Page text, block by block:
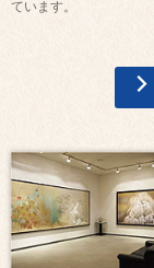
ています。